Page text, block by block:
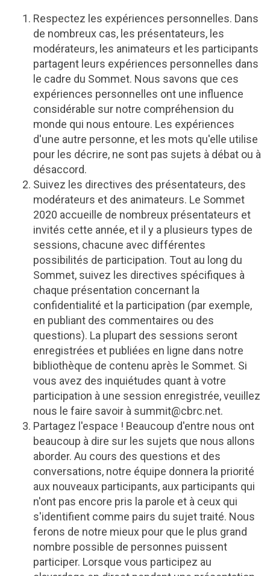
Respectez les expériences personnelles. Dans
de nombreux cas, les présentateurs, les
modérateurs, les animateurs et les participants
partagent leurs expériences personnelles dans
le cadre du Sommet. Nous savons que ces
expériences personnelles ont une influence
considérable sur notre compréhension du
monde qui nous entoure. Les expériences
d'une autre personne, et les mots qu'elle utilise
pour les décrire, ne sont pas sujets à débat ou à
désaccord.
Suivez les directives des présentateurs, des
modérateurs et des animateurs. Le Sommet
2020 accueille de nombreux présentateurs et
invités cette année, et il y a plusieurs types de
sessions, chacune avec différentes
possibilités de participation. Tout au long du
Sommet, suivez les directives spécifiques à
chaque présentation concernant la
confidentialité et la participation (par exemple,
en publiant des commentaires ou des
questions). La plupart des sessions seront
enregistrées et publiées en ligne dans notre
bibliothèque de contenu après le Sommet. Si
vous avez des inquiétudes quant à votre
participation à une session enregistrée, veuillez
nous le faire savoir à summit@cbrc.net.
Partagez l'espace ! Beaucoup d'entre nous ont
beaucoup à dire sur les sujets que nous allons
aborder. Au cours des questions et des
conversations, notre équipe donnera la priorité
aux nouveaux participants, aux participants qui
n'ont pas encore pris la parole et à ceux qui
s'identifient comme pairs du sujet traité. Nous
ferons de notre mieux pour que le plus grand
nombre possible de personnes puissent
participer. Lorsque vous participez au